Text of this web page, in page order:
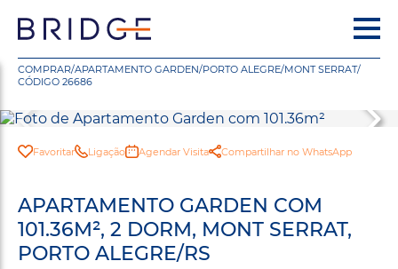
COMPRAR/APARTAMENTO GARDEN/PORTO ALEGRE/MONT SERRAT/
CÓDIGO 26686
Favoritar Ligação Agendar Visita Compartilhar no WhatsApp
APARTAMENTO GARDEN COM
101.36M², 2 DORM, MONT SERRAT,
PORTO ALEGRE/RS